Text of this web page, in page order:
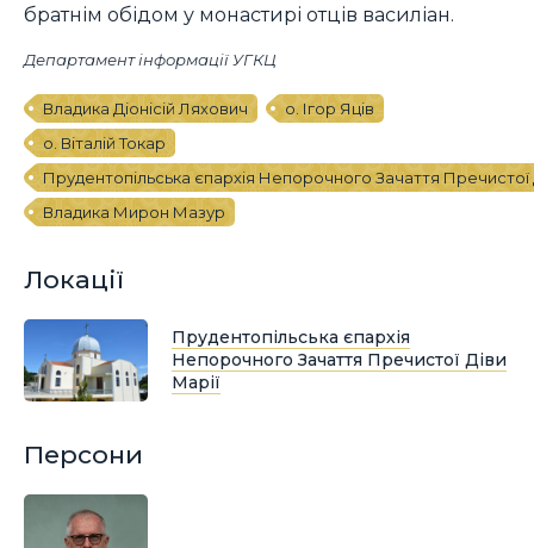
братнім обідом у монастирі отців василіан.
Департамент інформації УГКЦ
Владика Діонісій Ляхович
о. Ігор Яців
о. Віталій Токар
Прудентопільська єпархія Непорочного Зачаття Пречистої
Владика Мирон Мазур
Локації
Прудентопільська єпархія
Непорочного Зачаття Пречистої Діви
Марії
Персони